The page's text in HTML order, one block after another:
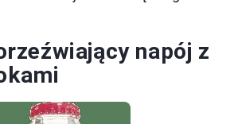
napój z